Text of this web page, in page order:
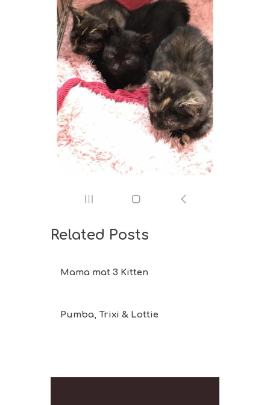
Related Posts
Mama mat 3 Kitten
Pumba, Trixi & Lottie